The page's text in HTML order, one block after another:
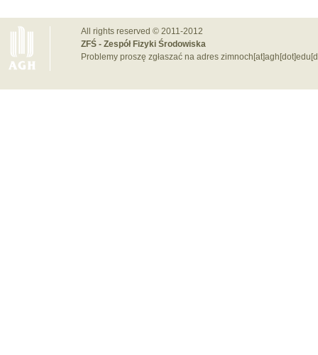
All rights reserved © 2011-2012
ZFŚ - Zespół Fizyki Środowiska
Problemy proszę zgłaszać na adres